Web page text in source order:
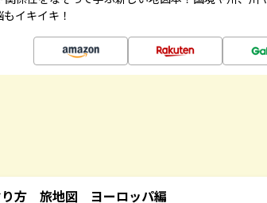
イキイキ！
り方 旅地図 ヨーロッパ編